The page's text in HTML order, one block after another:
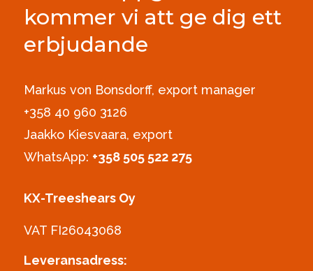
kommer vi att ge dig ett
erbjudande
Markus von Bonsdorff, export manager
+358 40 960 3126‪
Jaakko Kiesvaara, export
WhatsApp: +358 505 522 275
KX-Treeshears Oy
VAT FI26043068
Leveransadress: